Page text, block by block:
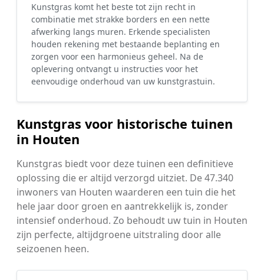
Kunstgras komt het beste tot zijn recht in
combinatie met strakke borders en een nette
afwerking langs muren. Erkende specialisten
houden rekening met bestaande beplanting en
zorgen voor een harmonieus geheel. Na de
oplevering ontvangt u instructies voor het
eenvoudige onderhoud van uw kunstgrastuin.
Kunstgras voor historische tuinen
in Houten
Kunstgras biedt voor deze tuinen een definitieve
oplossing die er altijd verzorgd uitziet. De 47.340
inwoners van Houten waarderen een tuin die het
hele jaar door groen en aantrekkelijk is, zonder
intensief onderhoud. Zo behoudt uw tuin in Houten
zijn perfecte, altijdgroene uitstraling door alle
seizoenen heen.